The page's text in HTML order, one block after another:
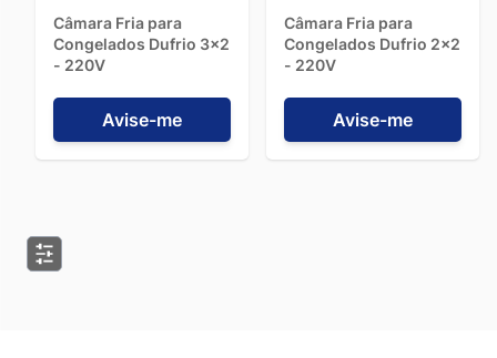
Câmara Fria para
Congelados Dufrio 3x2
- 220V
Avise-me
Câmara Fria para
Congelados Dufrio 2x2
- 220V
Avise-me